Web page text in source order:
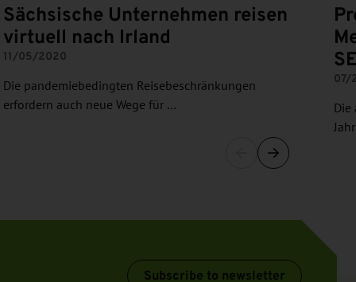
Sächsische Unternehmen reisen
virtuell nach Irland
11/05/2020
Die pandemiebedingten Reisebeschränkungen
erfordern auch neue Wege für …
07/
Die
Subscribe to newsletter